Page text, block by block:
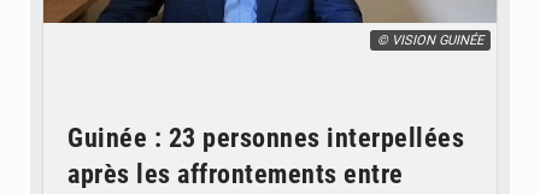
© VISION GUINÉE
Guinée : 23 personnes interpellées
après les affrontements entre